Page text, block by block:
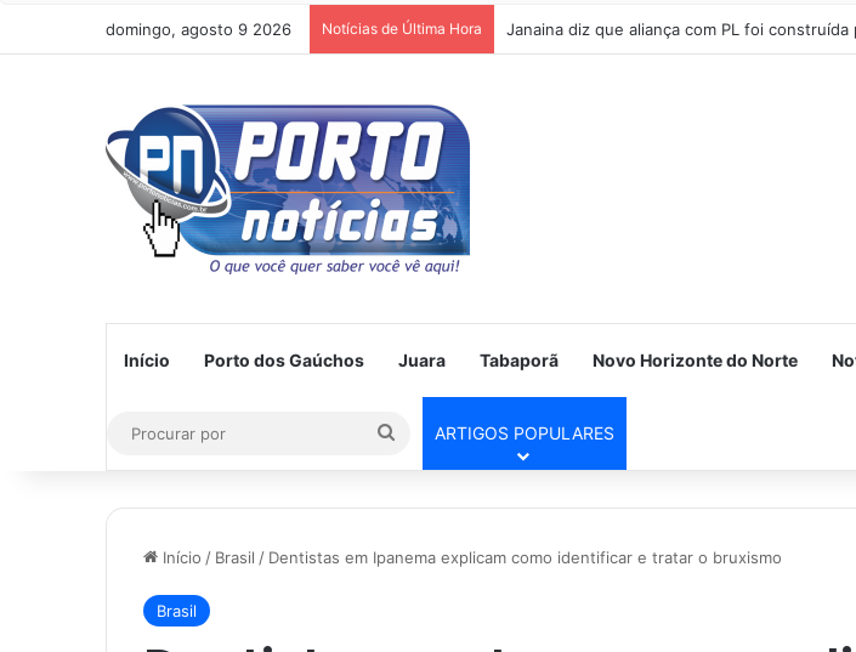
domingo, agosto 9 2026 Notícias de Última Hora Bilionário do agro em MT, Piccini financiou
Início Porto dos Gaúchos Juara Tabaporã Novo Horizonte do Norte
Procurar
por
ARTIGOS POPULARES
Início / Brasil / Dentistas em Ipanema explicam como identificar e tratar o bruxismo
Brasil